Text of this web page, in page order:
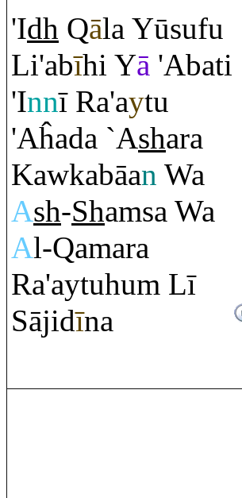
'Idh Qāla Yūsufu
Li'abīhi Yā 'Abati
'Innī Ra'aytu
'Aĥada `Ashara
Kawkabāan Wa
Ash-Shamsa Wa
Al-Qamara
Ra'aytuhum Lī
Sājidīna